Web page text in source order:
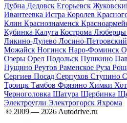
Дубна Дедовск Егорьевск
Ивантеевка Истра Королев
Клин Краснознаменск
Кубинка Калуга Кострома Люберцы
Ликино-Дулево Лосино-Петровский
Можайск Ногинск Наро-Фоминск
Озеры Орел Подольск Пушкино
Пущино Реутов Раменское Руза
Сергиев Посад Серпухов Ступино
Троицк Тамбов Фрязино Химки
Черноголовка Шатура Щербинка
Электроугли Электрогорск Яхрома
© 2009 — 2026 Autodrive.ru